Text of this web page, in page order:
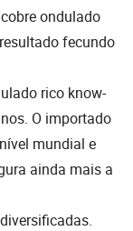
ondulado
fecundo
rico know-
O importado
mundial e
ainda mais a